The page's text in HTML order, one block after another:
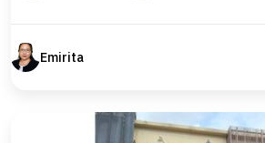
Emirita